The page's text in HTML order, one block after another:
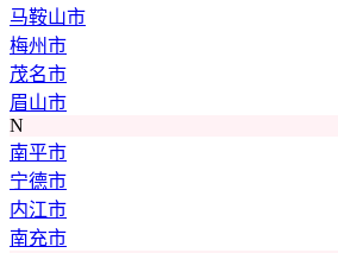
马鞍山市
梅州市
茂名市
眉山市
N
南平市
宁德市
内江市
南充市